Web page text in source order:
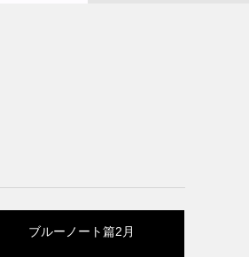
ブルーノート篇2月